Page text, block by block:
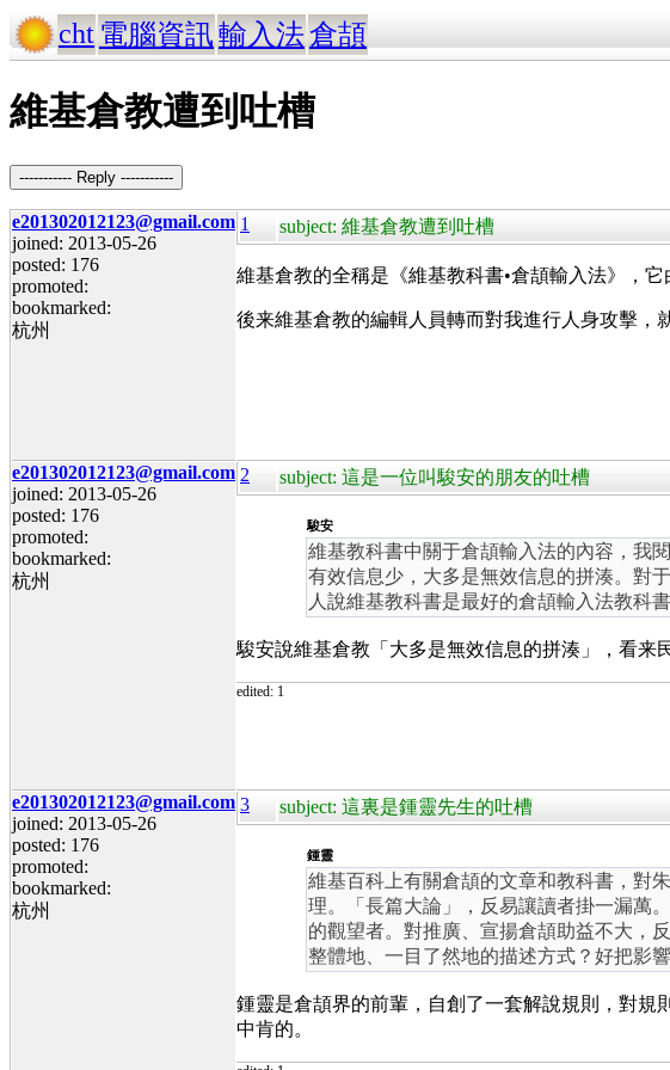
cht 電腦資訊輸入法倉頡
維基倉教遭到吐槽
----------- Reply -----------
e201302012123@gmail.com
joined: 2013-05-26
posted: 176
promoted:
bookmarked:
杭州
1 subject: 維基倉教遭到吐槽
維基倉教的全稱是《維基教科書•倉頡輸入法》，
後来維基倉教的編輯人員轉而對我進行人身攻擊，
e201302012123@gmail.com
joined: 2013-05-26
posted: 176
promoted:
bookmarked:
杭州
2 subject: 這是一位叫駿安的朋友的吐槽
駿安
維基教科書中關于倉頡輸入法的內容，我
有效信息少，大多是無效信息的拼湊。對
人說維基教科書是最好的倉頡輸入法教科
駿安說維基倉教「大多是無效信息的拼湊」，看来
edited: 1
e201302012123@gmail.com
joined: 2013-05-26
posted: 176
promoted:
bookmarked:
杭州
3 subject: 這裏是鍾靈先生的吐槽
鍾靈
維基百科上有關倉頡的文章和教科書，對
理。「長篇大論」，反易讓讀者掛一漏萬
的觀望者。對推廣、宣揚倉頡助益不大，
整體地、一目了然地的描述方式？好把影
鍾靈是倉頡界的前輩，自創了一套解說規則，對規
中肯的。